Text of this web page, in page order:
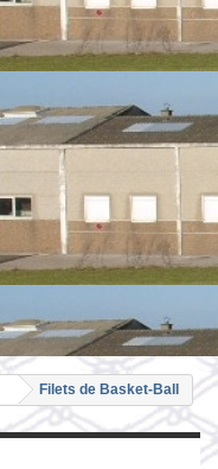
Filets de Basket-Ball